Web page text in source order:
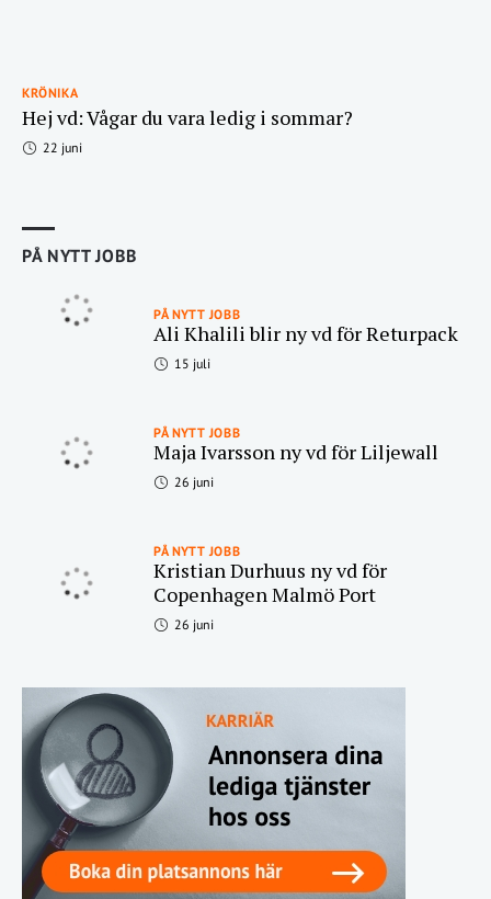
KRÖNIKA
Hej vd: Vågar du vara ledig i sommar?
22 juni
PÅ NYTT JOBB
PÅ NYTT JOBB
Ali Khalili blir ny vd för Returpack
15 juli
PÅ NYTT JOBB
Maja Ivarsson ny vd för Liljewall
26 juni
PÅ NYTT JOBB
Kristian Durhuus ny vd för
Copenhagen Malmö Port
26 juni